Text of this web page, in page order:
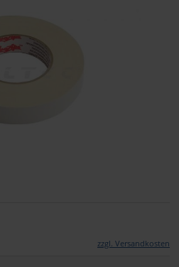
zzgl. Versandkosten